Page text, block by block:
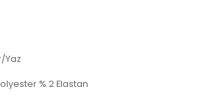
Yaz
% 2 Elastan